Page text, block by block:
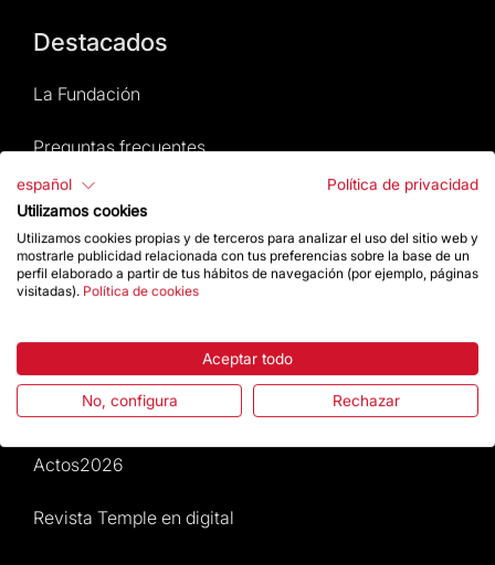
Destacados
La Fundación
Preguntas frecuentes
Atención al Visitante
Normativa y condiciones de compra
Da un impulso
Actos2026
Revista Temple en digital
español
Política de privacidad
Utilizamos cookies
Utilizamos cookies propias y de terceros para analizar el uso del sitio web y
mostrarle publicidad relacionada con tus preferencias sobre la base de un
perfil elaborado a partir de tus hábitos de navegación (por ejemplo, páginas
visitadas). Política de cookies
Aceptar todo
No, configura Rechazar